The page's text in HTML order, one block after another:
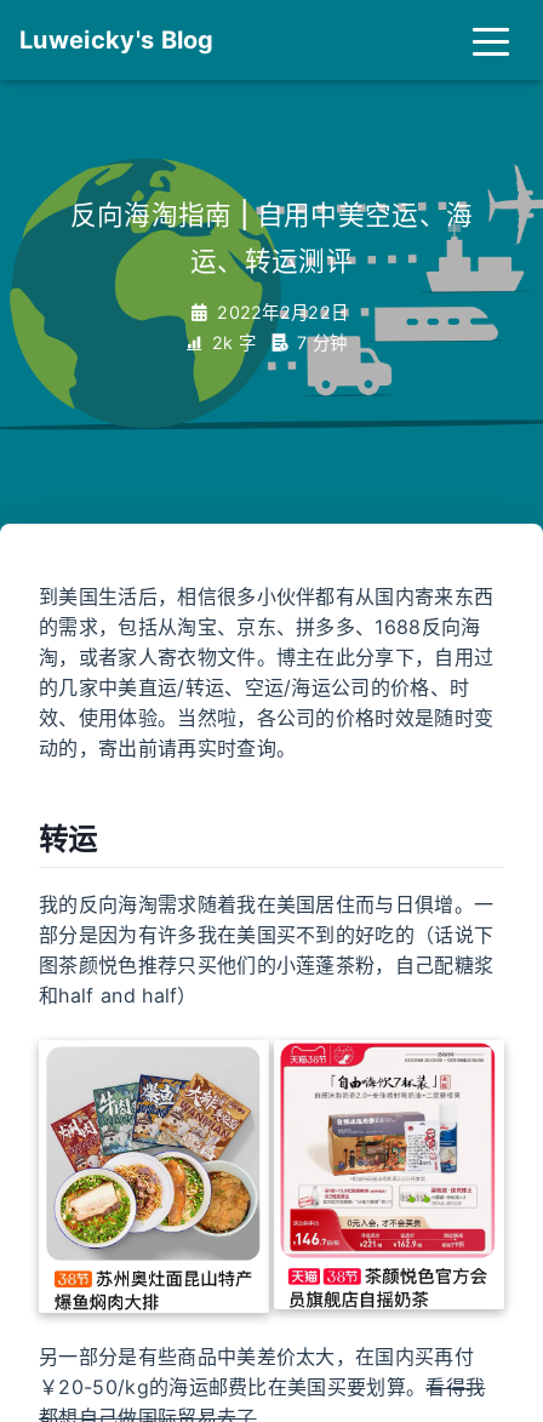
Luweicky's Blog
反向海淘指南 | 自用中美空运、海
运、转运测评
2022年2月22日
2k 字
7 分钟
到美国生活后，相信很多小伙伴都有从国内寄来东西
的需求，包括从淘宝、京东、拼多多、1688反向海
淘，或者家人寄衣物文件。博主在此分享下，自用过
的几家中美直运/转运、空运/海运公司的价格、时
效、使用体验。当然啦，各公司的价格时效是随时变
动的，寄出前请再实时查询。
转运
我的反向海淘需求随着我在美国居住而与日俱增。一
部分是因为有许多我在美国买不到的好吃的（话说下
图茶颜悦色推荐只买他们的小莲蓬茶粉，自己配糖浆
和half and half）
另一部分是有些商品中美差价太大，在国内买再付
￥20-50/kg的海运邮费比在美国买要划算。看得我
都想自己做国际贸易去了